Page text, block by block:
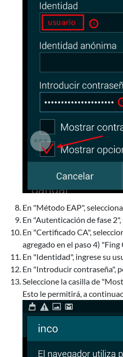
En "Método EAP",
En "Autenticación de fase
En "Certificado CA",
agregado en el paso 4) "Fing
En "Identidad", ingrese su
En "Introducir contraseña",
Seleccione la casilla de
Esto le permitirá, a